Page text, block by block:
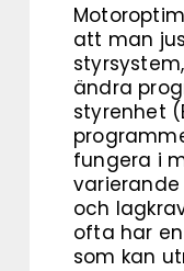
att man
ändra
styrenhet
fungera i
och
ofta har
som kan